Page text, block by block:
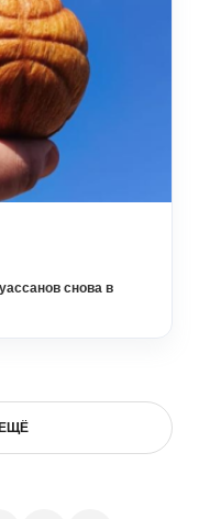
снова в